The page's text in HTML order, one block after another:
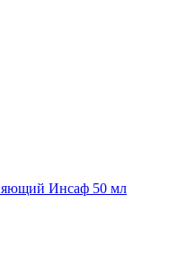
Инсаф 50 мл